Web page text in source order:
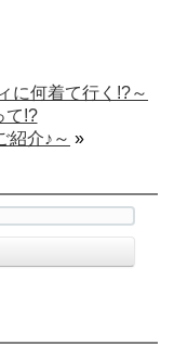
に何着て行く!?～
て!?
紹介♪～ »